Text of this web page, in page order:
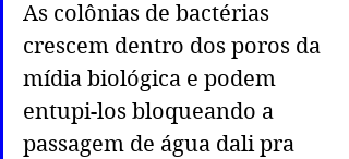
As colônias de bactérias
crescem dentro dos poros da
mídia biológica e podem
entupi-los bloqueando a
passagem de água dali pra